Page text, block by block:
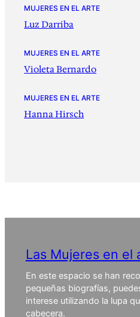
MUJERES EN EL ARTE
Luz Darriba
MUJERES EN EL ARTE
Violeta Bernardo
MUJERES EN EL ARTE
Hanna Hirsch
Las Mujeres en el
En este espacio se han
pequeñas biografías,
interese utilizando la lupa
cabecera.